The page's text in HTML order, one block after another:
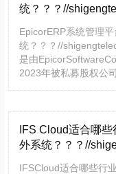
统？？？//
EpicorERP系统管理
统？？？//
是由
2023年被私募股权公
IFS Cloud适合哪
外系统？？？//
IFSCloud适合哪些行